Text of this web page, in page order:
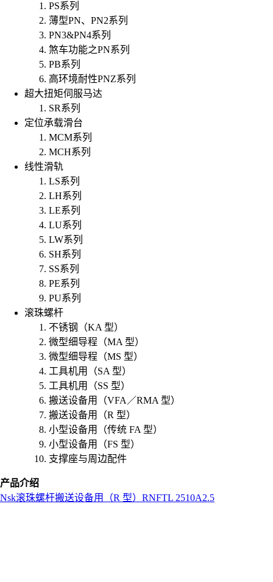
PS系列
薄型PN、PN2系列
PN3&PN4系列
煞车功能之PN系列
PB系列
高环境耐性PNZ系列
超大扭矩伺服马达
SR系列
定位承载滑台
MCM系列
MCH系列
线性滑轨
LS系列
LH系列
LE系列
LU系列
LW系列
SH系列
SS系列
PE系列
PU系列
滚珠螺杆
不锈钢（KA 型）
微型细导程（MA 型）
微型细导程（MS 型）
工具机用（SA 型）
工具机用（SS 型）
搬送设备用（VFA／RMA 型）
搬送设备用（R 型）
小型设备用（传统 FA 型）
小型设备用（FS 型）
支撑座与周边配件
产品介绍
Nsk滚珠螺杆搬送设备用（R 型） RNFTL 2510A2.5